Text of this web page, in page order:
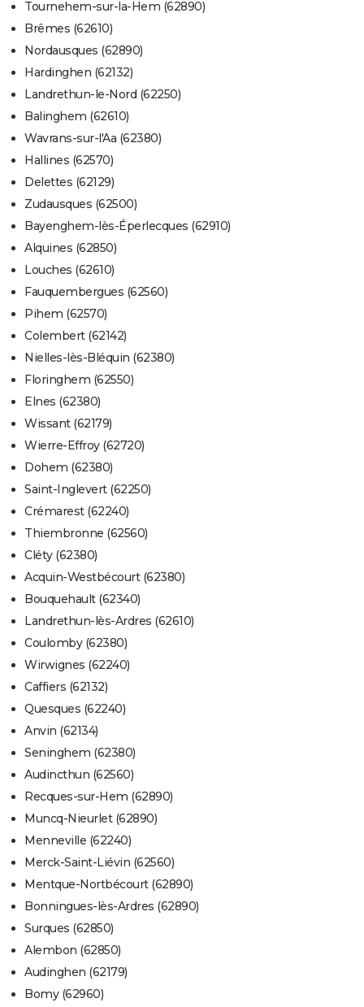
Tournehem-sur-la-Hem (62890)
Brêmes (62610)
Nordausques (62890)
Hardinghen (62132)
Landrethun-le-Nord (62250)
Balinghem (62610)
Wavrans-sur-l'Aa (62380)
Hallines (62570)
Delettes (62129)
Zudausques (62500)
Bayenghem-lès-Éperlecques (62910)
Alquines (62850)
Louches (62610)
Fauquembergues (62560)
Pihem (62570)
Colembert (62142)
Nielles-lès-Bléquin (62380)
Floringhem (62550)
Elnes (62380)
Wissant (62179)
Wierre-Effroy (62720)
Dohem (62380)
Saint-Inglevert (62250)
Crémarest (62240)
Thiembronne (62560)
Cléty (62380)
Acquin-Westbécourt (62380)
Bouquehault (62340)
Landrethun-lès-Ardres (62610)
Coulomby (62380)
Wirwignes (62240)
Caffiers (62132)
Quesques (62240)
Anvin (62134)
Seninghem (62380)
Audincthun (62560)
Recques-sur-Hem (62890)
Muncq-Nieurlet (62890)
Menneville (62240)
Merck-Saint-Liévin (62560)
Mentque-Nortbécourt (62890)
Bonningues-lès-Ardres (62890)
Surques (62850)
Alembon (62850)
Audinghen (62179)
Bomy (62960)